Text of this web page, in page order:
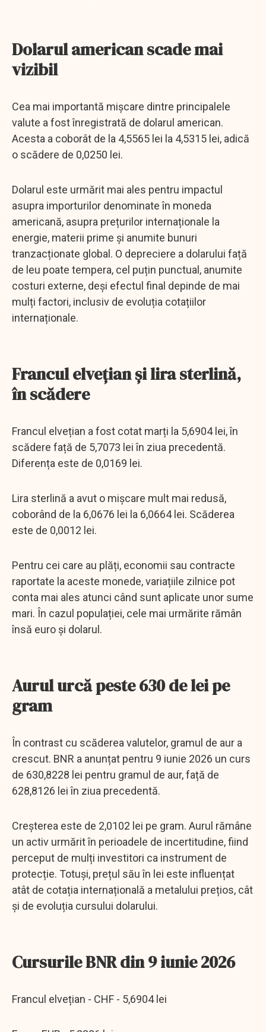
Dolarul american scade mai
vizibil
Cea mai importantă mișcare dintre principalele
valute a fost înregistrată de dolarul american.
Acesta a coborât de la 4,5565 lei la 4,5315 lei, adică
o scădere de 0,0250 lei.
Dolarul este urmărit mai ales pentru impactul
asupra importurilor denominate în moneda
americană, asupra prețurilor internaționale la
energie, materii prime și anumite bunuri
tranzacționate global. O depreciere a dolarului față
de leu poate tempera, cel puțin punctual, anumite
costuri externe, deși efectul final depinde de mai
mulți factori, inclusiv de evoluția cotațiilor
internaționale.
Francul elvețian și lira sterlină,
în scădere
Francul elvețian a fost cotat marți la 5,6904 lei, în
scădere față de 5,7073 lei în ziua precedentă.
Diferența este de 0,0169 lei.
Lira sterlină a avut o mișcare mult mai redusă,
coborând de la 6,0676 lei la 6,0664 lei. Scăderea
este de 0,0012 lei.
Pentru cei care au plăți, economii sau contracte
raportate la aceste monede, variațiile zilnice pot
conta mai ales atunci când sunt aplicate unor sume
mari. În cazul populației, cele mai urmărite rămân
însă euro și dolarul.
Aurul urcă peste 630 de lei pe
gram
În contrast cu scăderea valutelor, gramul de aur a
crescut. BNR a anunțat pentru 9 iunie 2026 un curs
de 630,8228 lei pentru gramul de aur, față de
628,8126 lei în ziua precedentă.
Creșterea este de 2,0102 lei pe gram. Aurul rămâne
un activ urmărit în perioadele de incertitudine, fiind
perceput de mulți investitori ca instrument de
protecție. Totuși, prețul său în lei este influențat
atât de cotația internațională a metalului prețios, cât
și de evoluția cursului dolarului.
Cursurile BNR din 9 iunie 2026
Francul elvețian - CHF - 5,6904 lei